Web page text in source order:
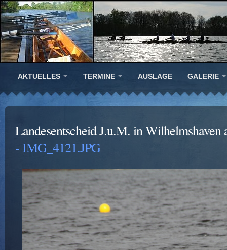
AKTUELLES TERMINE AUSLAGE GALERIE
Landesentscheid J.u.M. in Wilhelmshaven
- IMG_4121.JPG